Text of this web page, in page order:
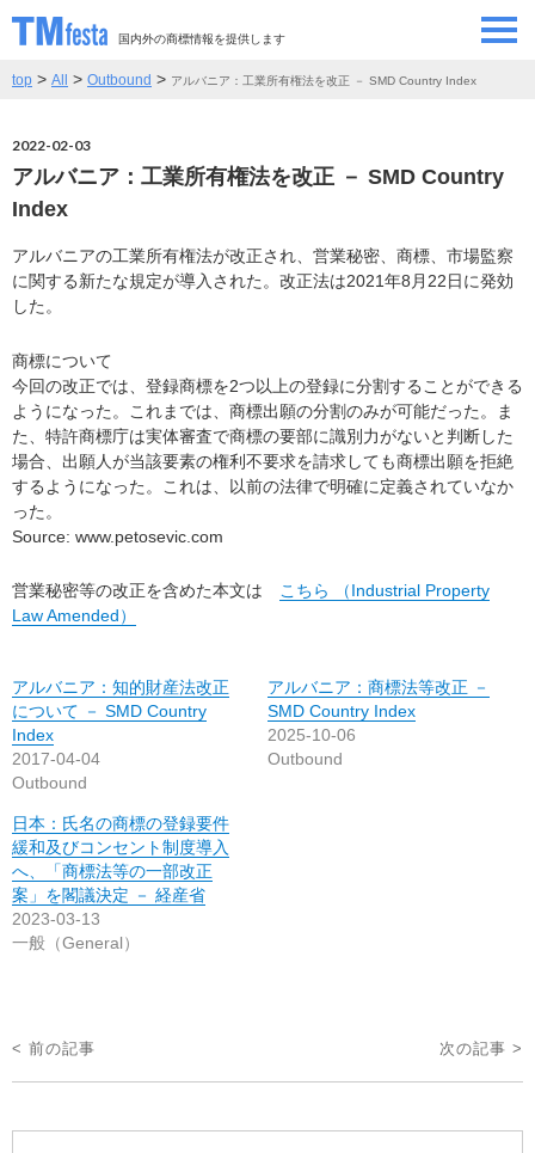
国内外の商標情報を提供します
SEMINAR/EVENT
ABOUT
CONTRIBUTORS
CONTACT
top > All > Outbound > アルバニア：工業所有権法を改正 － SMD Country Index
2022-02-03
アルバニア：工業所有権法を改正 － SMD Country
Index
アルバニアの工業所有権法が改正され、営業秘密、商標、市場監察
に関する新たな規定が導入された。改正法は2021年8月22日に発効
した。
商標について
今回の改正では、登録商標を2つ以上の登録に分割することができる
ようになった。これまでは、商標出願の分割のみが可能だった。ま
た、特許商標庁は実体審査で商標の要部に識別力がないと判断した
場合、出願人が当該要素の権利不要求を請求しても商標出願を拒絶
するようになった。これは、以前の法律で明確に定義されていなか
った。
Source: www.petosevic.com
営業秘密等の改正を含めた本文は
こちら （Industrial Property
Law Amended）
アルバニア：知的財産法改正
について － SMD Country
Index
2017-04-04
Outbound
アルバニア：商標法等改正 －
SMD Country Index
2025-10-06
Outbound
日本：氏名の商標の登録要件
緩和及びコンセント制度導入
へ、「商標法等の一部改正
案」を閣議決定 － 経産省
2023-03-13
一般（General）
投
稿
< 前の記事 次の記事 >